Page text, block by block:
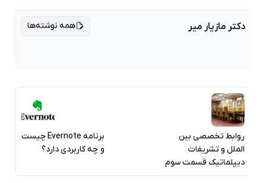
دکتر مازیار میر همه نوشته‌ها
روابط تخصصی بین
الملل و تشریفات
دیپلماتیک قسمت سوم
برنامه Evernote چیست
و چه کاربردی دارد؟